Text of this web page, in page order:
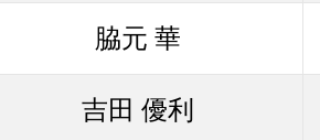
脇元 華
吉田 優利